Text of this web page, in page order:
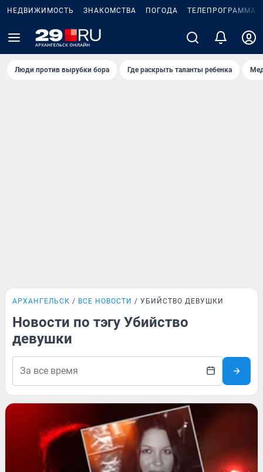
НЕДВИЖИМОСТЬ ЗНАКОМСТВА ПОГОДА ТЕЛЕПРОГРАММА
Люди против вырубки бора Где раскрыть таланты ребенка
АРХАНГЕЛЬСК ВСЕ НОВОСТИ УБИЙСТВО ДЕВУШКИ
Новости по тэгу Убийство
девушки